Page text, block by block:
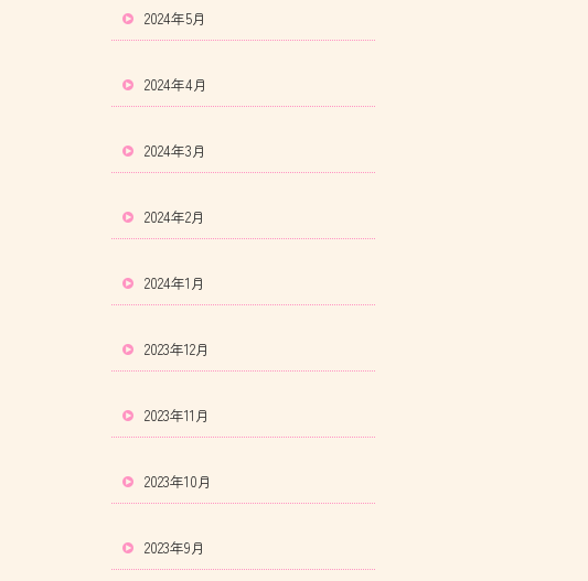
2024年5月
2024年4月
2024年3月
2024年2月
2024年1月
2023年12月
2023年11月
2023年10月
2023年9月